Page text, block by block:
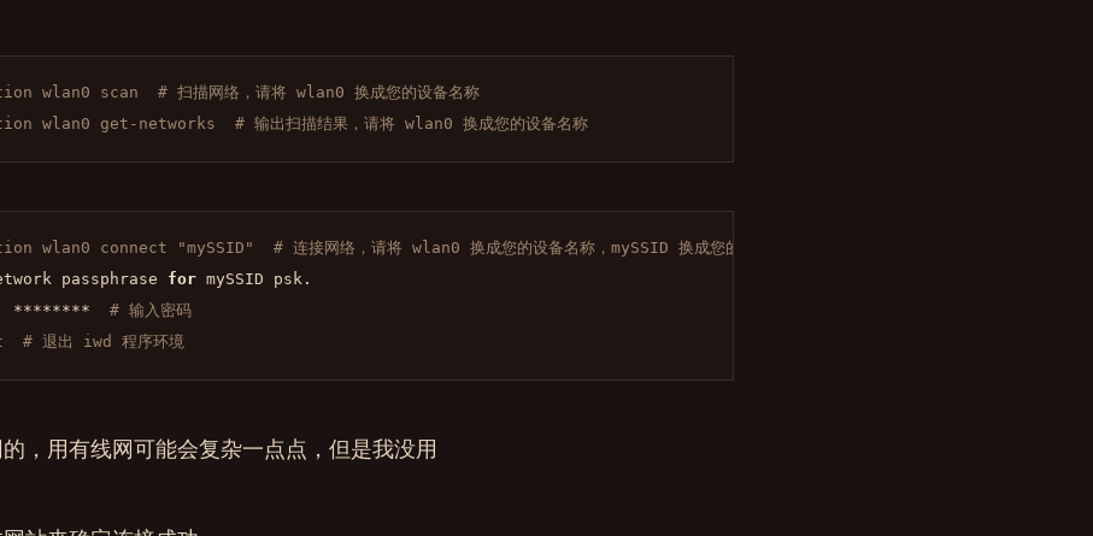
wlan0 scan  # 扫描网络，请将 wlan0 换成您的设备名称
wlan0 get-networks  # 输出扫描结果，请将 wlan0 换成您的设备名称
wlan0 connect "mySSID"  # 连接网络，请将 wlan0 换成您的设备名称，mySSID 换成您的网络名称
passphrase for mySSID psk.
******** # 输入密码
# 退出 iwd 程序环境
，用有线网可能会复杂一点点，但是我没用